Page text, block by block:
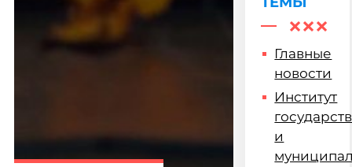
Главные
новости
Институт
и